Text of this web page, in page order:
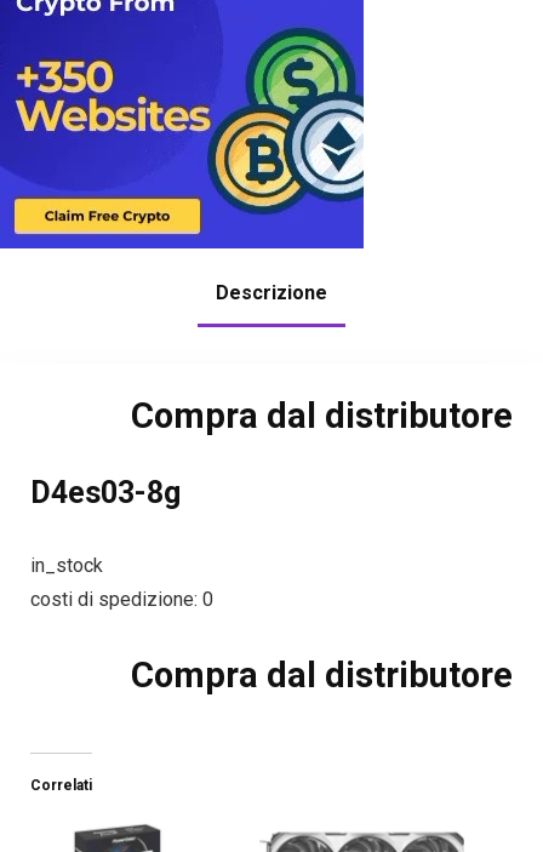
Descrizione
Compra dal distributore
D4es03-8g
in_stock
costi di spedizione: 0
Compra dal distributore
Correlati